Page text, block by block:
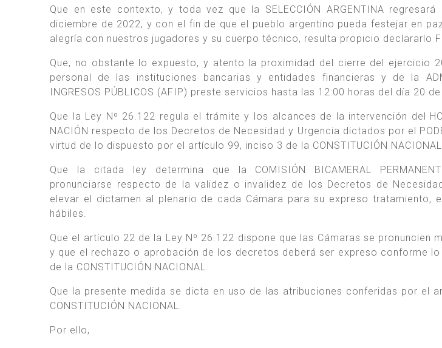
Que en este contexto, y toda vez que la SELECCIÓN ARGENTINA
diciembre de 2022, y con el fin de que el pueblo argentino pueda festejar en
alegría con nuestros jugadores y su cuerpo técnico, resulta propicio declararlo
Que, no obstante lo expuesto, y atento la proximidad del cierre del ejercicio
personal de las instituciones bancarias y entidades financieras y de la
INGRESOS PÚBLICOS (AFIP) preste servicios hasta las 12:00 horas del día 20
Que la Ley Nº 26.122 regula el trámite y los alcances de la intervención del
NACIÓN respecto de los Decretos de Necesidad y Urgencia dictados por el
virtud de lo dispuesto por el artículo 99, inciso 3 de la CONSTITUCIÓN
Que la citada ley determina que la COMISIÓN BICAMERAL
pronunciarse respecto de la validez o invalidez de los Decretos de
elevar el dictamen al plenario de cada Cámara para su expreso tratamiento,
hábiles.
Que el artículo 22 de la Ley Nº 26.122 dispone que las Cámaras se pronuncien
y que el rechazo o aprobación de los decretos deberá ser expreso conforme
de la CONSTITUCIÓN NACIONAL.
Que la presente medida se dicta en uso de las atribuciones conferidas por el
CONSTITUCIÓN NACIONAL.
Por ello,